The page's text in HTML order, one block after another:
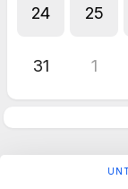
24 25
31 1